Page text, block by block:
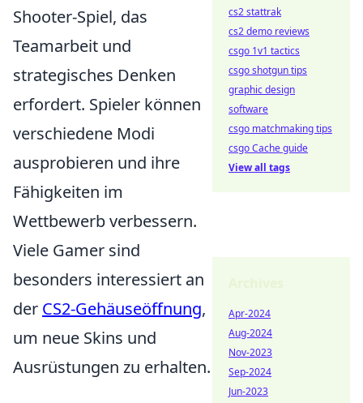
Shooter-Spiel, das
Teamarbeit und
strategisches Denken
erfordert. Spieler können
verschiedene Modi
ausprobieren und ihre
Fähigkeiten im
Wettbewerb verbessern.
Viele Gamer sind
besonders interessiert an
der CS2-Gehäuseöffnung,
um neue Skins und
Ausrüstungen zu erhalten.
cs2 stattrak
cs2 demo reviews
csgo 1v1 tactics
csgo shotgun tips
graphic design
software
csgo matchmaking tips
csgo Cache guide
View all tags
Apr-2024
Aug-2024
Nov-2023
Sep-2024
Jun-2023